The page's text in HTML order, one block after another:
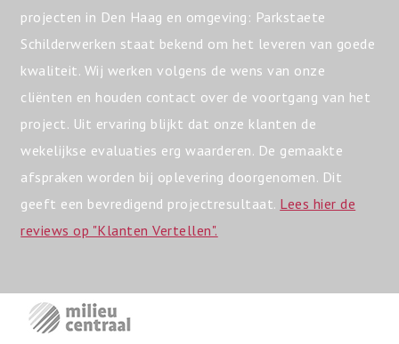
projecten in Den Haag en omgeving: Parkstaete
Schilderwerken staat bekend om het leveren van goede
kwaliteit. Wij werken volgens de wens van onze
cliënten en houden contact over de voortgang van het
project. Uit ervaring blijkt dat onze klanten de
wekelijkse evaluaties erg waarderen. De gemaakte
afspraken worden bij oplevering doorgenomen. Dit
geeft een bevredigend projectresultaat. Lees hier de
reviews op "Klanten Vertellen".